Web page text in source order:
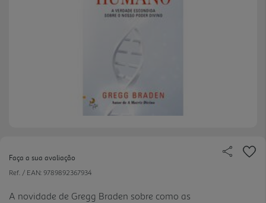
Faça a sua avaliação
Ref. / EAN: 9789892367934
A novidade de Gregg Braden sobre como as